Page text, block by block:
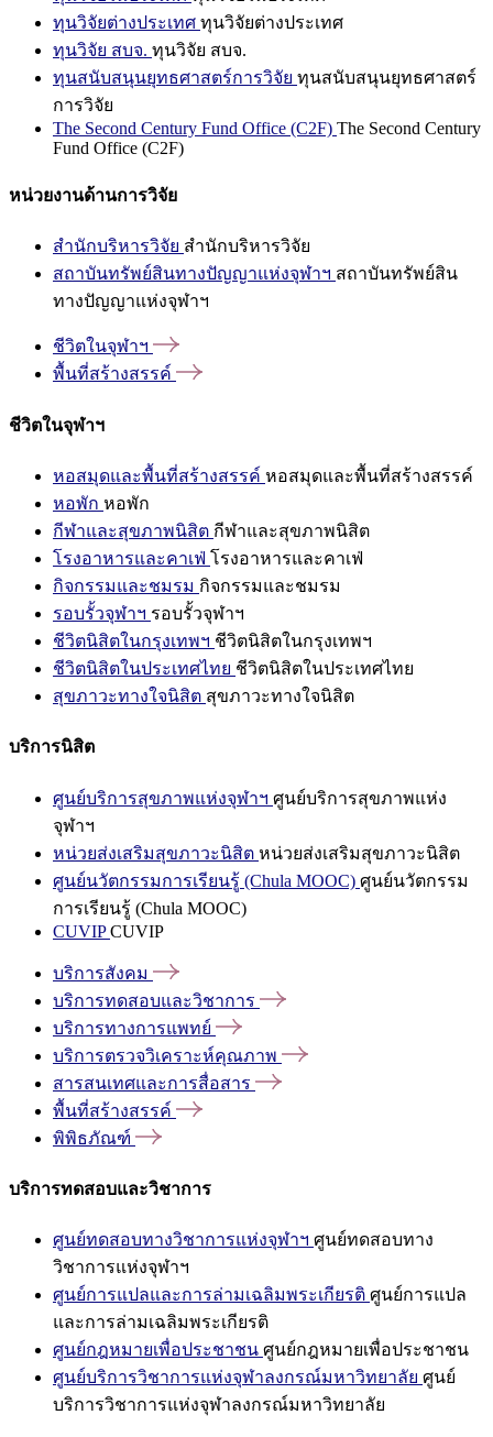
ทุนวิจัยต่างประเทศ ทุนวิจัยต่างประเทศ
ทุนวิจัย สบจ. ทุนวิจัย สบจ.
ทุนสนับสนุนยุทธศาสตร์การวิจัย ทุนสนับสนุนยุทธศาสตร์
การวิจัย
The Second Century Fund Office (C2F) The Second Century
Fund Office (C2F)
หน่วยงานด้านการวิจัย
สำนักบริหารวิจัย สำนักบริหารวิจัย
สถาบันทรัพย์สินทางปัญญาแห่งจุฬาฯ สถาบันทรัพย์สิน
ทางปัญญาแห่งจุฬาฯ
ชีวิตในจุฬาฯ
พื้นที่สร้างสรรค์
ชีวิตในจุฬาฯ
หอสมุดและพื้นที่สร้างสรรค์ หอสมุดและพื้นที่สร้างสรรค์
หอพัก หอพัก
กีฬาและสุขภาพนิสิต กีฬาและสุขภาพนิสิต
โรงอาหารและคาเฟ่ โรงอาหารและคาเฟ่
กิจกรรมและชมรม กิจกรรมและชมรม
รอบรั้วจุฬาฯ รอบรั้วจุฬาฯ
ชีวิตนิสิตในกรุงเทพฯ ชีวิตนิสิตในกรุงเทพฯ
ชีวิตนิสิตในประเทศไทย ชีวิตนิสิตในประเทศไทย
สุขภาวะทางใจนิสิต สุขภาวะทางใจนิสิต
บริการนิสิต
ศูนย์บริการสุขภาพแห่งจุฬาฯ ศูนย์บริการสุขภาพแห่ง
จุฬาฯ
หน่วยส่งเสริมสุขภาวะนิสิต หน่วยส่งเสริมสุขภาวะนิสิต
ศูนย์นวัตกรรมการเรียนรู้ (Chula MOOC) ศูนย์นวัตกรรม
การเรียนรู้ (Chula MOOC)
CUVIPCUVIP
บริการสังคม
บริการทดสอบและวิชาการ
บริการทางการแพทย์
บริการตรวจวิเคราะห์คุณภาพ
สารสนเทศและการสื่อสาร
พื้นที่สร้างสรรค์
พิพิธภัณฑ์
บริการทดสอบและวิชาการ
ศูนย์ทดสอบทางวิชาการแห่งจุฬาฯ ศูนย์ทดสอบทาง
วิชาการแห่งจุฬาฯ
ศูนย์การแปลและการล่ามเฉลิมพระเกียรติ ศูนย์การแปล
และการล่ามเฉลิมพระเกียรติ
ศูนย์กฎหมายเพื่อประชาชน ศูนย์กฎหมายเพื่อประชาชน
ศูนย์บริการวิชาการแห่งจุฬาลงกรณ์มหาวิทยาลัย ศูนย์
บริการวิชาการแห่งจุฬาลงกรณ์มหาวิทยาลัย